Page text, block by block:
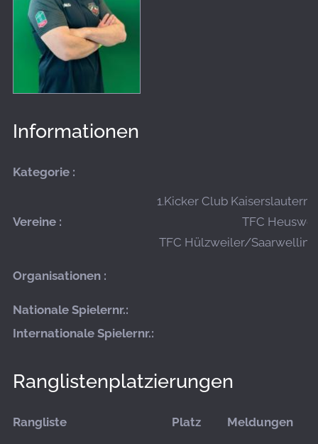
Informationen
Kategorie :
Vereine :
1.Kicker Club Kaiserslautern
TFC
TFC Hülzweiler/
Organisationen :
Nationale Spielernr.:
Internationale Spielernr.:
Ranglistenplatzierungen
Rangliste Platz Meldungen